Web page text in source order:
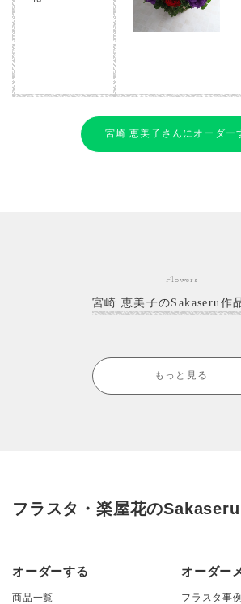
宮崎 恵美子さんにオーダー
Flowers
宮崎 恵美子のSakaseru作
もっと見る
フラスタ・楽屋花のSakaseru
オーダーする
商品一覧
オーダー
フラスタ事